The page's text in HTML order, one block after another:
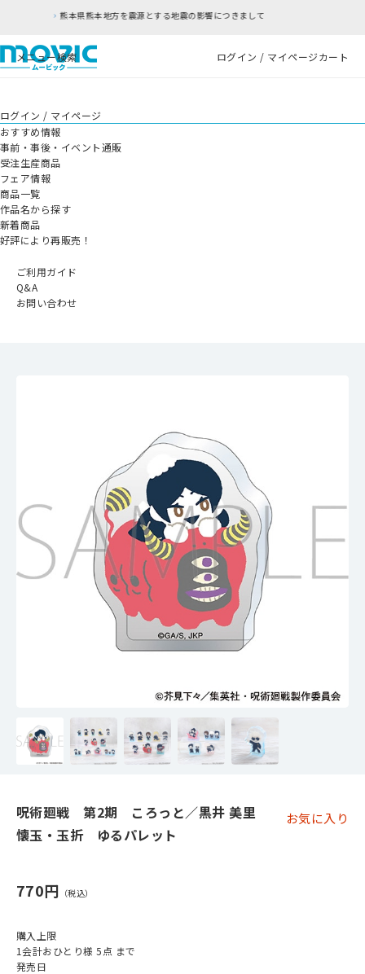
方を震源とする地震の影響につきまして
メニュー検索 ログイン / マイページカート
ログイン / マイページ
おすすめ情報
事前・事後・イベント通販
受注生産商品
フェア情報
商品一覧
作品名から探す
新着商品
好評により再販売！
ご利用ガイド
Q&A
お問い合わせ
呪術廻戦 第2期 ころっと／黒井 美里
懐玉・玉折 ゆるパレット
お気に入り
770円
購入上限
1会計おひとり様 5点 まで
発売日